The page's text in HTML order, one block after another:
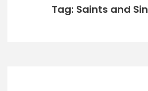
Tag: Saints and